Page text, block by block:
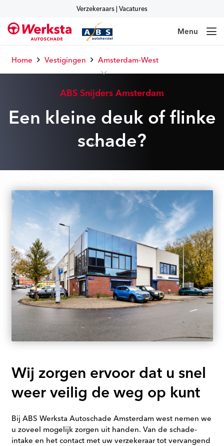
Verzekeraars | Vacatures
Menu
Home Vestigingen Amsterdam-West
ABS Snijders Amsterdam
Een kleine deuk of flinke
schade?
Wij zorgen ervoor dat u snel
weer veilig de weg op kunt
Bij ABS Werksta Autoschade Amsterdam west nemen we
u zoveel mogelijk zorgen uit handen. Van de schade-
intake en het contact met uw verzekeraar tot vervangend